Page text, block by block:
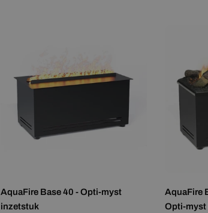
AquaFire Base 40 - Opti-myst
inzetstuk
AquaFire
Opti-